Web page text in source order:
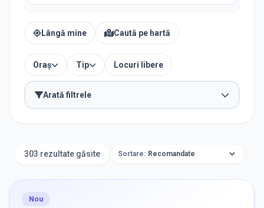
Lângă mine Caută pe hartă
Oraș Tip Locuri libere
Arată filtrele
303 rezultate găsite Sortare:
Nou